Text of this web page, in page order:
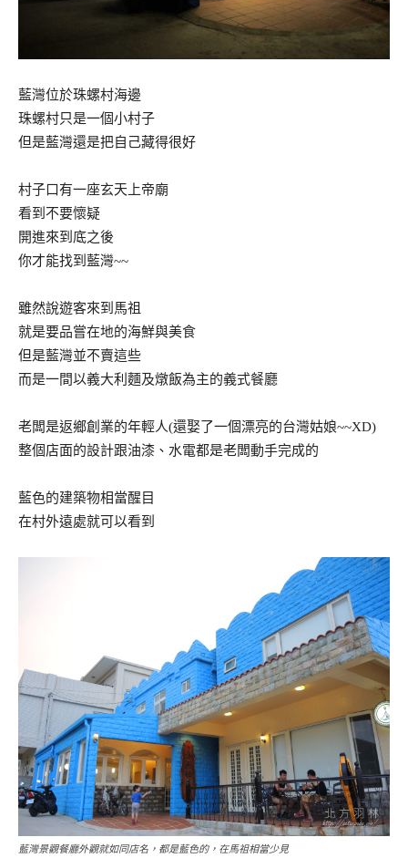
藍灣位於珠螺村海邊
珠螺村只是一個小村子
但是藍灣還是把自己藏得很好
村子口有一座玄天上帝廟
看到不要懷疑
開進來到底之後
你才能找到藍灣~~
雖然說遊客來到馬祖
就是要品嘗在地的海鮮與美食
但是藍灣並不賣這些
而是一間以義大利麵及燉飯為主的義式餐廳
老闆是返鄉創業的年輕人(還娶了一個漂亮的台灣姑娘~~XD)
整個店面的設計跟油漆、水電都是老闆動手完成的
藍色的建築物相當醒目
在村外遠處就可以看到
藍灣景觀餐廳外觀就如同店名，都是藍色的，在馬祖相當少見